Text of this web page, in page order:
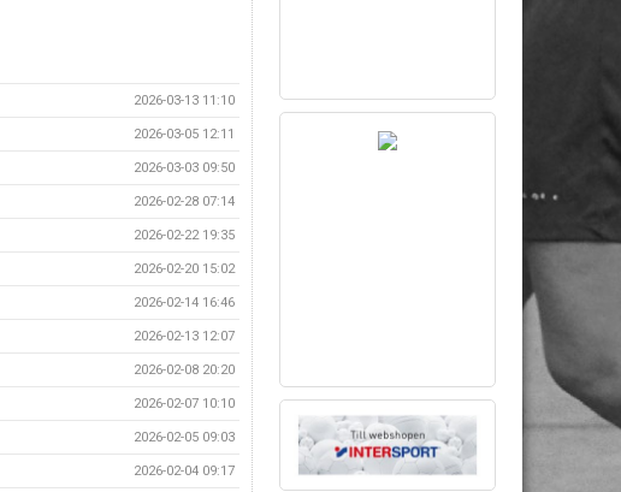
2026-03-13 11:10
2026-03-05 12:11
2026-03-03 09:50
2026-02-28 07:14
2026-02-22 19:35
2026-02-20 15:02
2026-02-14 16:46
2026-02-13 12:07
2026-02-08 20:20
2026-02-07 10:10
2026-02-05 09:03
2026-02-04 09:17